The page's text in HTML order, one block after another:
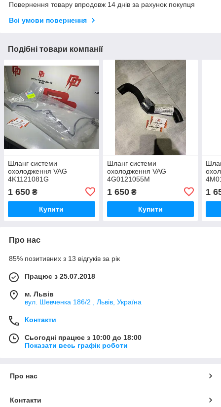
Повернення товару впродовж 14 днів за рахунок покупця
Всі умови повернення
Подібні товари компанії
Шланг системи
охолодження VAG
4K1121081G
1 650 ₴
Купити
Шланг системи
охолодження VAG
4G0121055M
1 650₴
Купити
1
Про нас
85% позитивних з 13 відгуків за рік
Працює з 25.07.2018
м. Львів
вул. Шевченка 186/2 , Львів, Україна
Контакти
Сьогодні працює з 10:00 до 18:00
Показати весь графік роботи
Про нас
Контакти